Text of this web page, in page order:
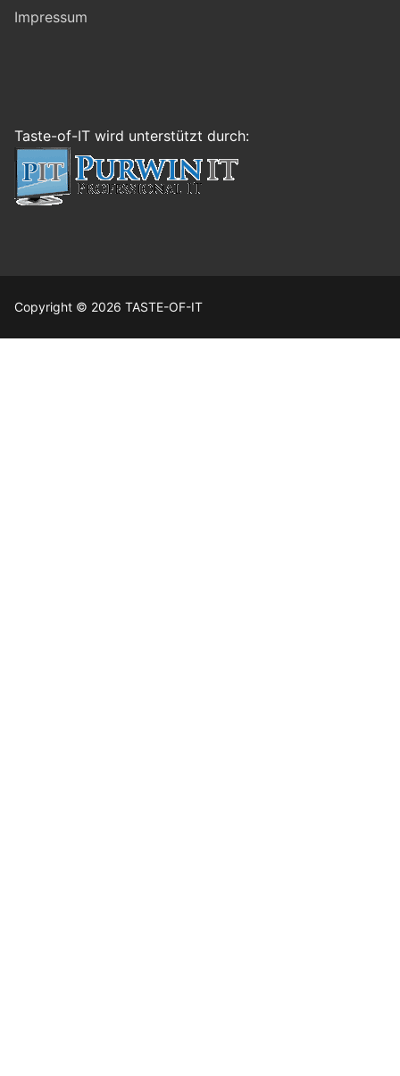
Impressum
Taste-of-IT wird unterstützt durch:
Copyright © 2026 TASTE-OF-IT